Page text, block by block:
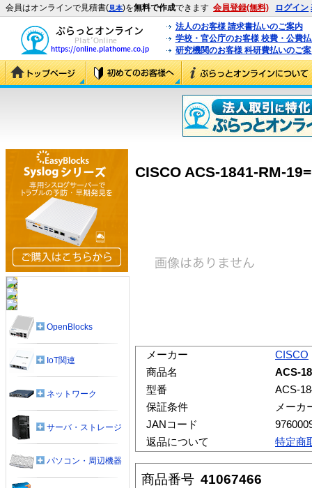
会員はオンラインで見積書(見本)を無料で作成できます 会員登録(無料) ログイン
法人のお客様 請求書払いのご案内
学校・官公庁のお客様 校費・公費
研究機関のお客様 科研費払いのご
CISCO ACS-1841-RM-
メーカー
CISCO
商品名
ACS-
型番
ACS-
保証条件
メーカ
JANコード
返品について
特定商
商品番号 41067466
OpenBlocks
IoT関連
ネットワーク
サーバ・ストレージ
パソコン・周辺機器